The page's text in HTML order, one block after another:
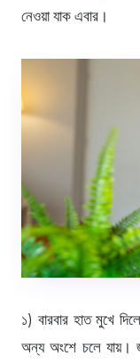
নেওয়া যাক এবার।
১) বারবার হাত মুখে
অন্য অংশে চলে যায়।